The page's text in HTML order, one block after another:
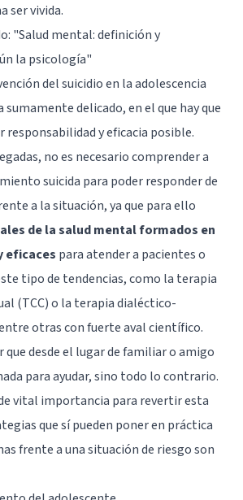
ser vivida.
"Salud mental: definición y
la psicología"
del suicidio en la adolescencia
delicado, en el que hay que
responsabilidad y eficacia posible.
no es necesario comprender a
suicida para poder responder de
a la situación, ya que para ello
de la salud mental formados en
eficaces para atender a pacientes o
tipo de tendencias, como la terapia
(TCC) o la terapia dialéctico-
otras con fuerte aval científico.
que desde el lugar de familiar o amigo
para ayudar, sino todo lo contrario.
vital importancia para revertir esta
que sí pueden poner en práctica
frente a una situación de riesgo son